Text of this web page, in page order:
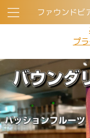
ファウンドビ
プ